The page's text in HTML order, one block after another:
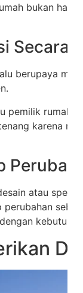
bukan
Secara
berupaya
pemilik rumah
karena
atau